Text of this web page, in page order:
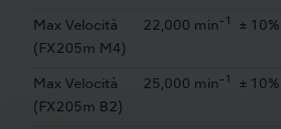
Max Velocità
(FX205m M4)
22,000 min -1 ± 10%
Max Velocità
(FX205m B2)
25,000 min -1 ± 10%